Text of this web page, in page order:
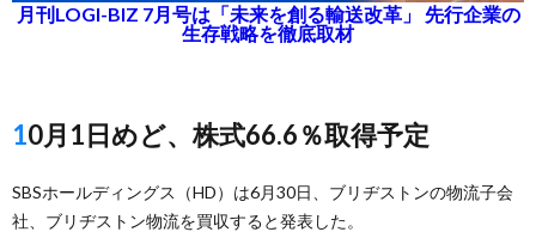
月刊LOGI-BIZ 7月号は「未来を創る輸送改革」 先行企業の
生存戦略を徹底取材
10月1日めど、株式66.6％取得予定
SBSホールディングス（HD）は6月30日、ブリヂストンの物流子会
社、ブリヂストン物流を買収すると発表した。